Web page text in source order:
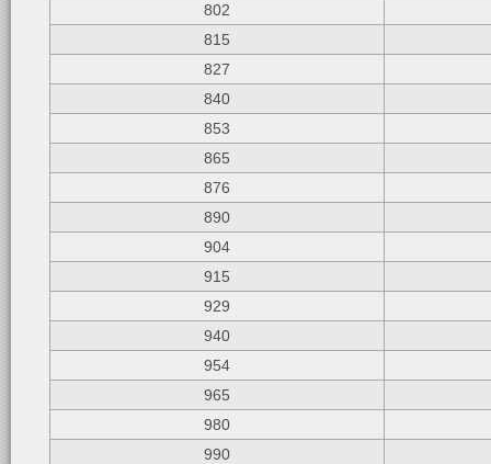
802
815
827
840
853
865
876
890
904
915
929
940
954
965
980
990